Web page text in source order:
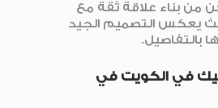
من بناء علاقة ثقة مع
يعكس التصميم الجيد
بالتفاصيل.
في الكويت في